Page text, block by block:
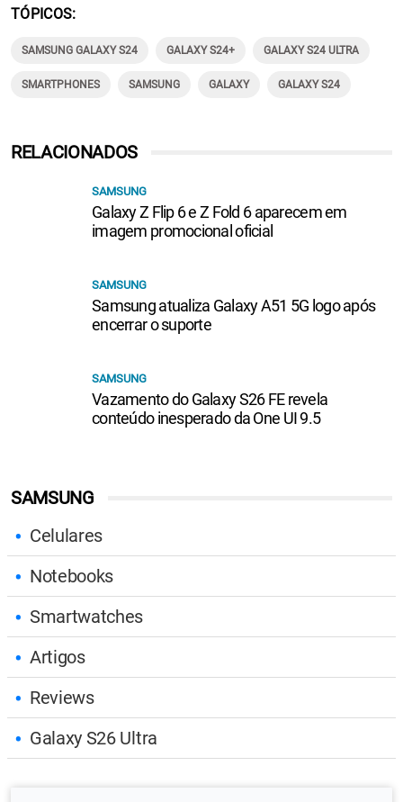
TÓPICOS
SAMSUNG GALAXY S24 GALAXY S24+ GALAXY S24 ULTRA
SMARTPHONES SAMSUNG GALAXY GALAXY S24
SAMSUNG
Celulares
Notebooks
Smartwatches
Artigos
Reviews
Galaxy S26 Ultra
RELACIONADOS
SAMSUNG
Galaxy Z Flip 6 e Z Fold 6 aparecem em
imagem promocional oficial
SAMSUNG
Samsung atualiza Galaxy A51 5G logo após
encerrar o suporte
SAMSUNG
Vazamento do Galaxy S26 FE revela
conteúdo inesperado da One UI 9.5